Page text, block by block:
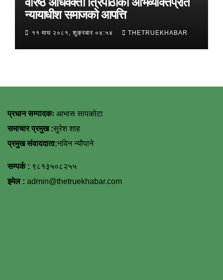
न्यायाधीश समाजको आपत्ति
११ माघ २०८१, शुक्रबार ०४:५४ THETRUEKHABAR
प्रधान सम्पादकः आभास सापकोटा
समाचार प्रमुख :सुरेश शाह
प्रमुख संवाददाता:नविन न्यौपाने
सम्पर्क : ९८१३५०८२५५
इमेल : admin@thetruekhabar.com